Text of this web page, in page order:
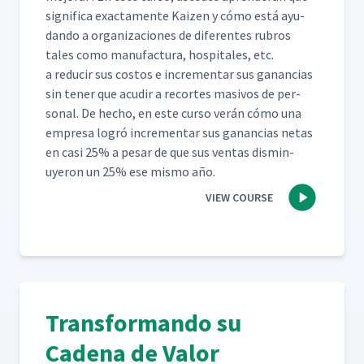
53
Día 4: Desglose del Trabajo
de Insertar Protección
Auditiva (Aula)
16:09
54 Día 4: Resumen del Día 4 02:12
55 Día 5: Práctica de
56 Jessica Enseñando a 13:47
57
Día 5: Retroalimentación de
la Clase al Primer Intento de
Jessica en el Proceso JI
sig­nifi­ca exac­ta­mente Kaizen y cómo está ayu­
dan­do a orga­ni­za­ciones de difer­entes rubros
tales como man­u­fac­tura, hos­pi­tales, etc.
a reducir sus cos­tos e incre­men­tar sus ganan­cias
sin ten­er que acud­ir a recortes masivos de per­
son­al. De hecho, en este cur­so verán cómo una
empre­sa logró incre­men­tar sus ganan­cias netas
en casi 25% a pesar de que sus ven­tas dis­min­
uyeron un 25% ese mis­mo año.
VIEW COURSE
Transformando su
Cadena de Valor